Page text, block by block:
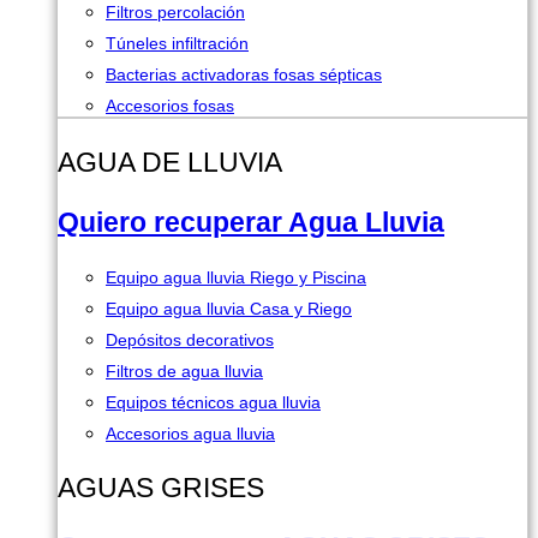
Filtros percolación
Túneles infiltración
Bacterias activadoras fosas sépticas
Accesorios fosas
AGUA DE LLUVIA
Quiero recuperar Agua Lluvia
Equipo agua lluvia Riego y Piscina
Equipo agua lluvia Casa y Riego
Depósitos decorativos
Filtros de agua lluvia
Equipos técnicos agua lluvia
Accesorios agua lluvia
AGUAS GRISES